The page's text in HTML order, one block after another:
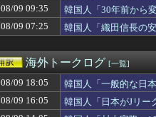
英国人「日本は公共の場での騒音
【海外の反応】高市首相は円安の
韓国人「イ・ジェミョン政府とワ
飾らない悠仁さまの人柄に世界が
海外「最も幸運な歴史を歩んでき
韓国人「日本がJリーグ開幕戦で
韓国人「日本はNetflixでは韓国が
韓国人「開票終了まで気が気じゃ
れる‥」
08/09 09:35
韓国人「30年前から
のか？」
08/09 07:25 韓国人「織田信長の
海外トークログ [一覧]
08/09 18:05
韓国人「一般的な日
反応
08/09 16:05
韓国人「日本がJリ
応